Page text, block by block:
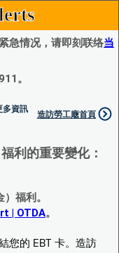
急情况，请即刻联络当
。
多資訊
造訪勞工廰首頁
利的重要變化：
福利。
| OTDA。
您的 EBT 卡。造訪